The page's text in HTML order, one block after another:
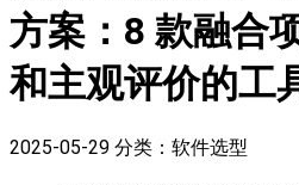
方案：8 款融合
和主观评价的工
2025-05-29 分类：软件选型